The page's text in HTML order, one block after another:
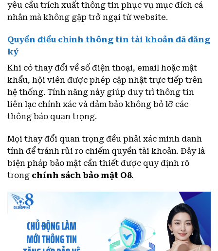
yêu cầu trích xuất thông tin phục vụ mục đích cá
nhân mà không gặp trở ngại từ website.
Quyền điều chỉnh thông tin tài khoản đã đăng
ký
Khi có thay đổi về số điện thoại, email hoặc mật
khẩu, hội viên được phép cập nhật trực tiếp trên
hệ thống. Tính năng này giúp duy trì thông tin
liên lạc chính xác và đảm bảo không bỏ lỡ các
thông báo quan trọng.
Mọi thay đổi quan trọng đều phải xác minh danh
tính để tránh rủi ro chiếm quyền tài khoản. Đây là
biện pháp bảo mật cần thiết được quy định rõ
trong chính sách bảo mật O8.